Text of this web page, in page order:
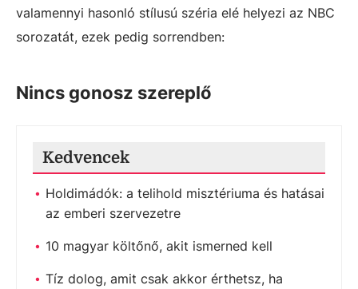
valamennyi hasonló stílusú széria elé helyezi az NBC
sorozatát, ezek pedig sorrendben:
Nincs gonosz szereplő
Kedvencek
Holdimádók: a telihold misztériuma és hatásai
az emberi szervezetre
10 magyar költőnő, akit ismerned kell
Tíz dolog, amit csak akkor érthetsz, ha